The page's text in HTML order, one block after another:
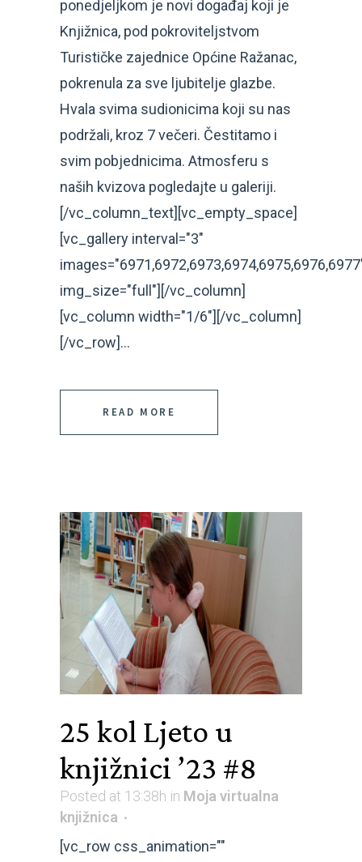
ponedjeljkom je novi događaj koji je
Knjižnica, pod pokroviteljstvom
Turističke zajednice Općine Ražanac,
pokrenula za sve ljubitelje glazbe.
Hvala svima sudionicima koji su nas
podržali, kroz 7 večeri. Čestitamo i
svim pobjednicima. Atmosferu s
naših kvizova pogledajte u galeriji.
[/vc_column_text][vc_empty_space]
[vc_gallery interval="3"
img_size="full"][/vc_column]
[vc_column width="1/6"][/vc_column]
[/vc_row]...
READ MORE
25 kol Ljeto u
knjižnici ’23 #8
Posted at 13:38h in Moja virtualna
knjižnica
[vc_row css_animation=""